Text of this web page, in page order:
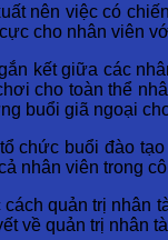
nên việc có
cho nhân viên với
kết giữa các
cho toàn thể
buổi giã ngoại
chức buổi đào
nhân viên trong
quản trị nhân
về quản trị nhân